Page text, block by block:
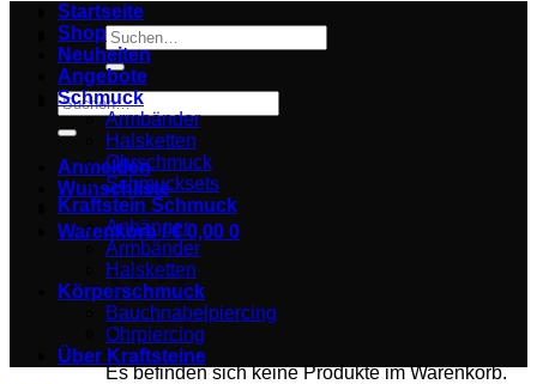
Suchen
nach:
Suchen
nach:
Anmelden
Wunschliste
Warenkorb /€0,00 0
Es befinden sich keine Produkte im Warenkorb.
Startseite
Shop
Neuheiten
Angebote
Schmuck
Armbänder
Halsketten
Ohrschmuck
Schmucksets
Kraftstein Schmuck
Anhänger
Armbänder
Halsketten
Körperschmuck
Bauchnabelpiercing
Ohrpiercing
Über Kraftsteine